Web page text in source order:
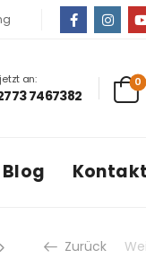
Kunstschwarm
an:
7467382
0
Blog
BuckfastZurück